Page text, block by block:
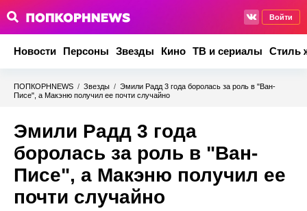
Войти
Новости Персоны Звезды Кино ТВ и сериалы Стиль
ПОПКОРНNEWS / Звезды / Эмили Радд 3 года боролась за роль в "Ван-
Писе", а Макэню получил ее почти случайно
Эмили Радд 3 года
боролась за роль в "Ван-
Писе", а Макэню получил ее
почти случайно